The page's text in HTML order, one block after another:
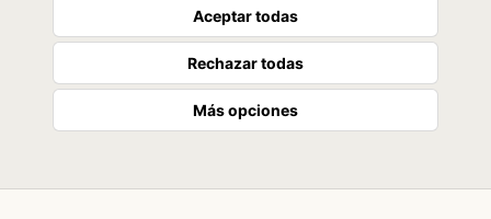
Aceptar todas
Rechazar todas
Más opciones